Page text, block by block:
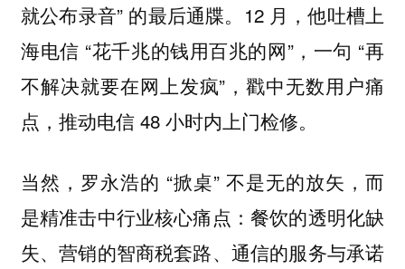
就公布录音” 的最后通牒。12 月，他吐槽上
海电信 “花千兆的钱用百兆的网”，一句 “再
不解决就要在网上发疯”，戳中无数用户痛
点，推动电信 48 小时内上门检修。
当然，罗永浩的 “掀桌” 不是无的放矢，而
是精准击中行业核心痛点：餐饮的透明化缺
失、营销的智商税套路、通信的服务与承诺